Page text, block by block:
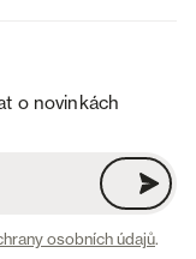
o novinkách
osobních údajů.